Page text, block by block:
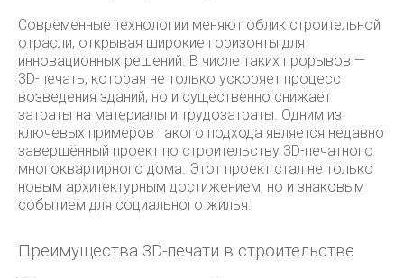
Современные технологии меняют облик строительной
отрасли, открывая широкие горизонты для
инновационных решений. В числе таких прорывов —
3D-печать, которая не только ускоряет процесс
возведения зданий, но и существенно снижает
затраты на материалы и трудозатраты. Одним из
ключевых примеров такого подхода является недавно
завершённый проект по строительству 3D-печатного
многоквартирного дома. Этот проект стал не только
новым архитектурным достижением, но и знаковым
событием для социального жилья.
Преимущества 3D-печати в строительстве